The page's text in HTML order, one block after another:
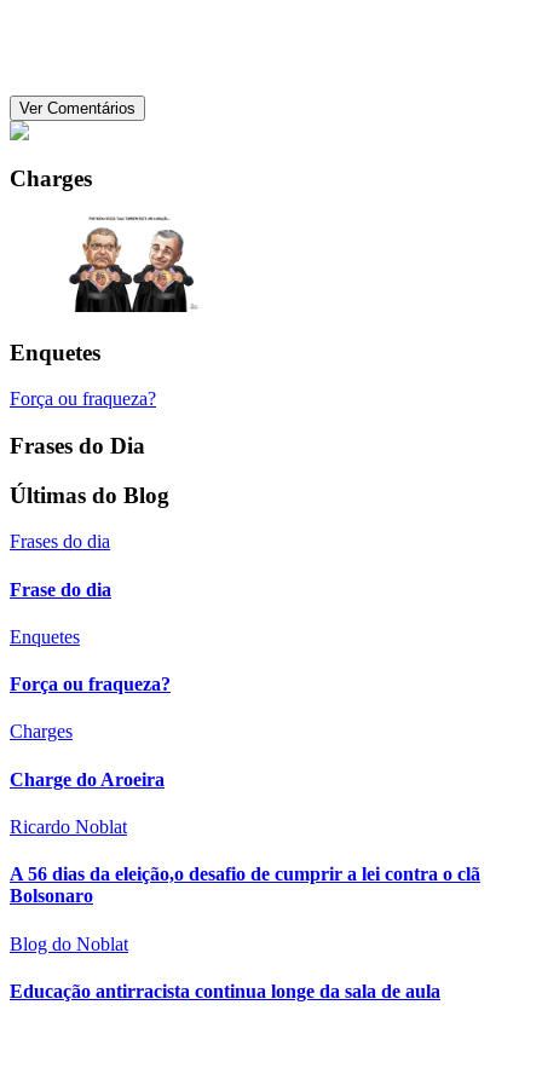
Ver Comentários
Charges
Enquetes
Força ou fraqueza?
Frases do Dia
Últimas do Blog
Frases do dia
Frase do dia
Enquetes
Força ou fraqueza?
Charges
Charge do Aroeira
Ricardo Noblat
A 56 dias da eleição,o desafio de cumprir a lei contra o clã
Bolsonaro
Blog do Noblat
Educação antirracista continua longe da sala de aula